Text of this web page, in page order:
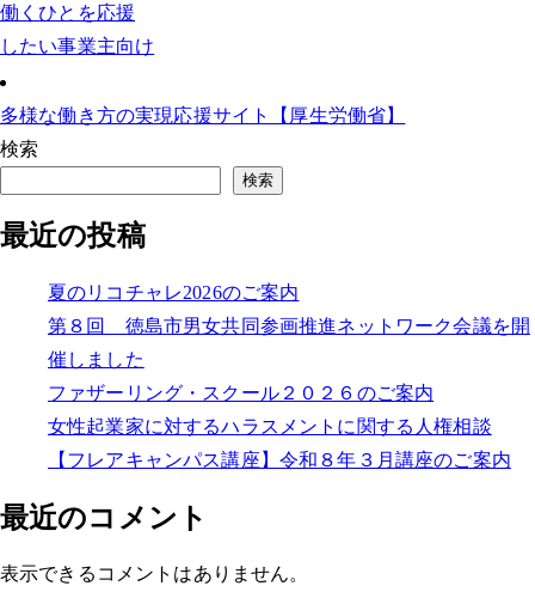
働くひとを応援
したい事業主向け
多様な働き方の実現応援サイト【厚生労働省】
検索
検索
最近の投稿
夏のリコチャレ2026のご案内
第８回 徳島市男女共同参画推進ネットワーク会議を開
催しました
ファザーリング・スクール２０２６のご案内
女性起業家に対するハラスメントに関する人権相談
【フレアキャンパス講座】令和８年３月講座のご案内
最近のコメント
表示できるコメントはありません。